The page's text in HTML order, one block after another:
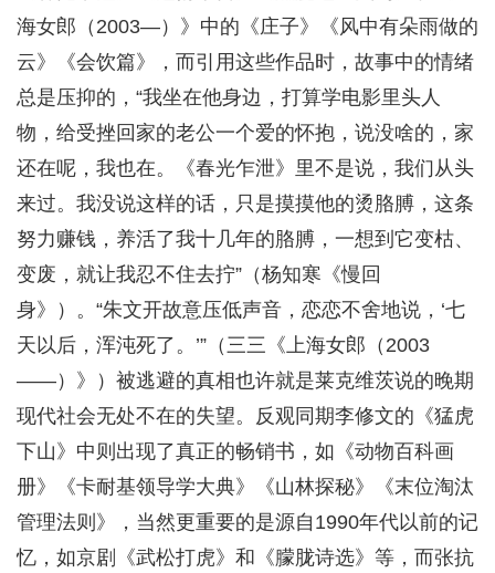
海女郎（2003—）》中的《庄子》《风中有朵雨做的
云》《会饮篇》，而引用这些作品时，故事中的情绪
总是压抑的，“我坐在他身边，打算学电影里头人
物，给受挫回家的老公一个爱的怀抱，说没啥的，家
还在呢，我也在。《春光乍泄》里不是说，我们从头
来过。我没说这样的话，只是摸摸他的烫胳膊，这条
努力赚钱，养活了我十几年的胳膊，一想到它变枯、
变废，就让我忍不住去拧”（杨知寒《慢回
身》）。“朱文开故意压低声音，恋恋不舍地说，‘七
天以后，浑沌死了。’”（三三《上海女郎（2003
——）》）被逃避的真相也许就是莱克维茨说的晚期
现代社会无处不在的失望。反观同期李修文的《猛虎
下山》中则出现了真正的畅销书，如《动物百科画
册》《卡耐基领导学大典》《山林探秘》《末位淘汰
管理法则》，当然更重要的是源自1990年代以前的记
忆，如京剧《武松打虎》和《朦胧诗选》等，而张抗